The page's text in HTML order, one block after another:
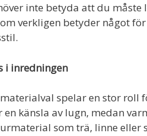
inte betyda att du
verkligen betyder något
i inredningen
spelar en stor roll
en känsla av lugn, medan
som trä, linne eller